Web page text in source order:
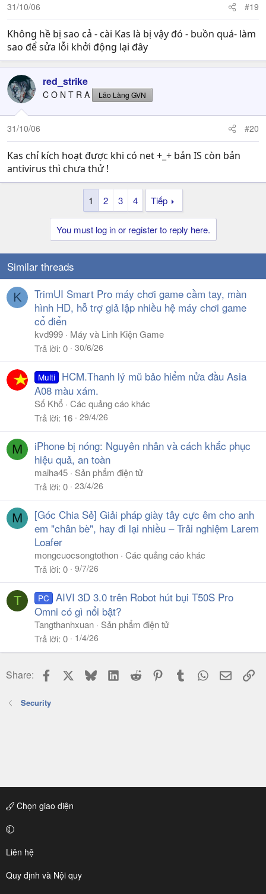
31/10/06 #19
Không hề bị sao cả - cài Kas là bị vậy đó - buồn quá- làm
sao để sửa lỗi khởi động lại đây
red_strike
C O N T R A Lão Làng GVN
31/10/06 #20
Kas chỉ kích hoạt được khi có net +_+ bản IS còn bản
antivirus thì chưa thử !
1 2 3 4 Tiếp
You must log in or register to reply here.
Similar threads
K
TrimUI Smart Pro máy chơi game cầm tay, màn
hình HD, hỗ trợ giả lập nhiều hệ máy chơi game
cổ điển
kvd999
Máy và Linh Kiện Game
Trả lời 0 30/6/26
Multi
HCM.Thanh lý mũ bảo hiểm nửa đầu Asia
A08 màu xám.
Số Khổ Các quảng cáo khác
Trả lời 16 29/4/26
M
iPhone bị nóng: Nguyên nhân và cách khắc phục
hiệu quả, an toàn
maiha45
Sản phẩm điện tử
Trả lời 0 23/4/26
M
[Góc Chia Sẻ] Giải pháp giày tây cực êm cho anh
em "chân bè", hay đi lại nhiều – Trải nghiệm Larem
Loafer
mongcuocsongtothon Các quảng cáo khác
Trả lời 0 9/7/26
T PC AIVI 3D 3.0 trên Robot hút bụi T50S Pro
Omni có gì nổi bật?
Tangthanhxuan
Sản phẩm điện tử
Trả lời 0 1/4/26
Share: Facebook BlueskyLinkedIn
Reddit PinterestTumblr WhatsApp
Email
Security
Chọn giao diện
Liên hệ
Quy định và Nội quy